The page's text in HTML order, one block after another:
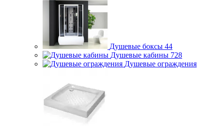
Душевые боксы 44
Душевые кабины 728
Душевые ограждения